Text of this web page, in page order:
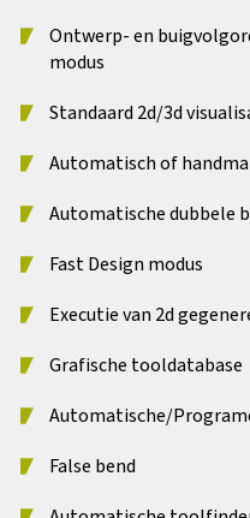
Ontwerp- en
modus
Standaard 2d/3d
Automatisch of
Automatische dubbele
Fast Design modus
Executie van 2d
Grafische tooldatabase
Automatische/
False bend